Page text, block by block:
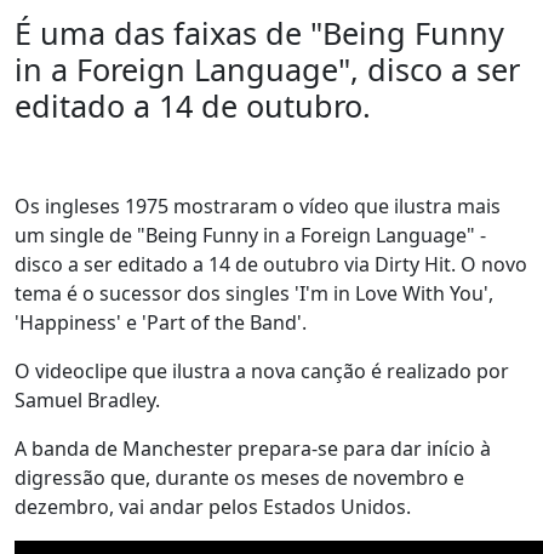
É uma das faixas de "Being Funny
in a Foreign Language", disco a ser
editado a 14 de outubro.
Os ingleses 1975 mostraram o vídeo que ilustra mais
um single de "Being Funny in a Foreign Language" -
disco a ser editado a 14 de outubro via Dirty Hit. O novo
tema é o sucessor dos singles 'I'm in Love With You',
'Happiness' e 'Part of the Band'.
O videoclipe que ilustra a nova canção é realizado por
Samuel Bradley.
A banda de Manchester prepara-se para dar início à
digressão que, durante os meses de novembro e
dezembro, vai andar pelos Estados Unidos.